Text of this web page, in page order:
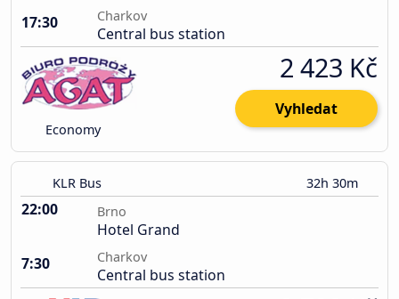
17:30
Charkov
Central bus station
Economy
2 423 Kč
Vyhledat
KLR Bus 32h 30m
22:00 Brno
Hotel Grand
7:30
Charkov
Central bus station